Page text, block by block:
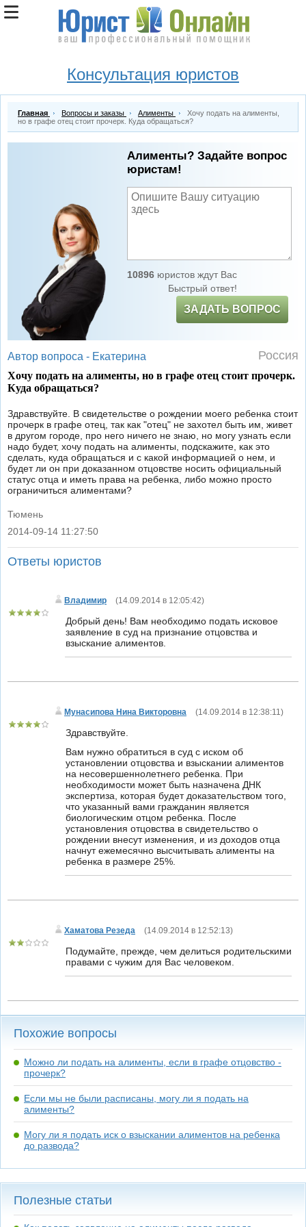
Консультация юристов
Главная Вопросы и заказы Алименты
Хочу подать на алименты,
но в графе отец стоит прочерк. Куда обращаться?
Алименты? Задайте вопрос
юристам!
10896юристов ждут Вас
Быстрый ответ!
ЗАДАТЬ ВОПРОС
Автор вопроса - Екатерина Россия
Хочу подать на алименты, но в графе отец стоит прочерк.
Куда обращаться?
Здравствуйте. В свидетельстве о рождении моего ребенка стоит
прочерк в графе отец, так как "отец" не захотел быть им, живет
в другом городе, про него ничего не знаю, но могу узнать если
надо будет, хочу подать на алименты, подскажите, как это
сделать, куда обращаться и с какой информацией о нем, и
будет ли он при доказанном отцовстве носить официальный
статус отца и иметь права на ребенка, либо можно просто
ограничиться алиментами?
Тюмень
|
2014-09-14 11:27:50
Ответы юристов
Владимир (14.09.2014 в 12:05:42)
Добрый день! Вам необходимо подать исковое
заявление в суд на признание отцовства и
взыскание алиментов.
Мунасипова Нина Викторовна (14.09.2014 в 12:38:11)
Здравствуйте.
Вам нужно обратиться в суд с иском об
установлении отцовства и взыскании алиментов
на несовершеннолетнего ребенка. При
необходимости может быть назначена ДНК
экспертиза, которая будет доказательством того,
что указанный вами гражданин является
биологическим отцом ребенка. После
установления отцовства в свидетельство о
рождении внесут изменения, и из доходов отца
начнут ежемесячно высчитывать алименты на
ребенка в размере 25%.
Хаматова Резеда (14.09.2014 в 12:52:13)
Подумайте, прежде, чем делиться родительскими
правами с чужим для Вас человеком.
Похожие вопросы
Можно ли подать на алименты, если в графе отцовство -
прочерк?
Если мы не были расписаны, могу ли я подать на
алименты?
Могу ли я подать иск о взыскании алиментов на ребенка
до развода?
Полезные статьи